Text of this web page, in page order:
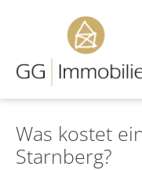
Was kostet
Starnberg?